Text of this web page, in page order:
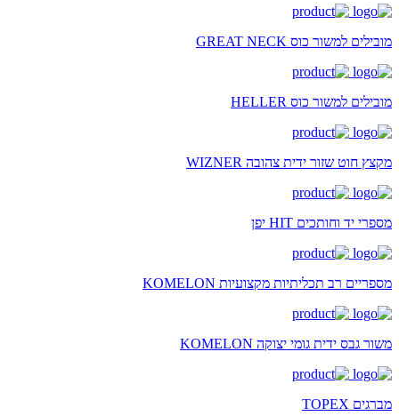
מובילים למשור כוס GREAT NECK
מובילים למשור כוס HELLER
מקצץ חוט שזור ידית צהובה WIZNER
מספרי יד וחותכים HIT יפן
מספריים רב תכליתיות מקצועיות KOMELON
משור גבס ידית גומי יצוקה KOMELON
מברגים TOPEX